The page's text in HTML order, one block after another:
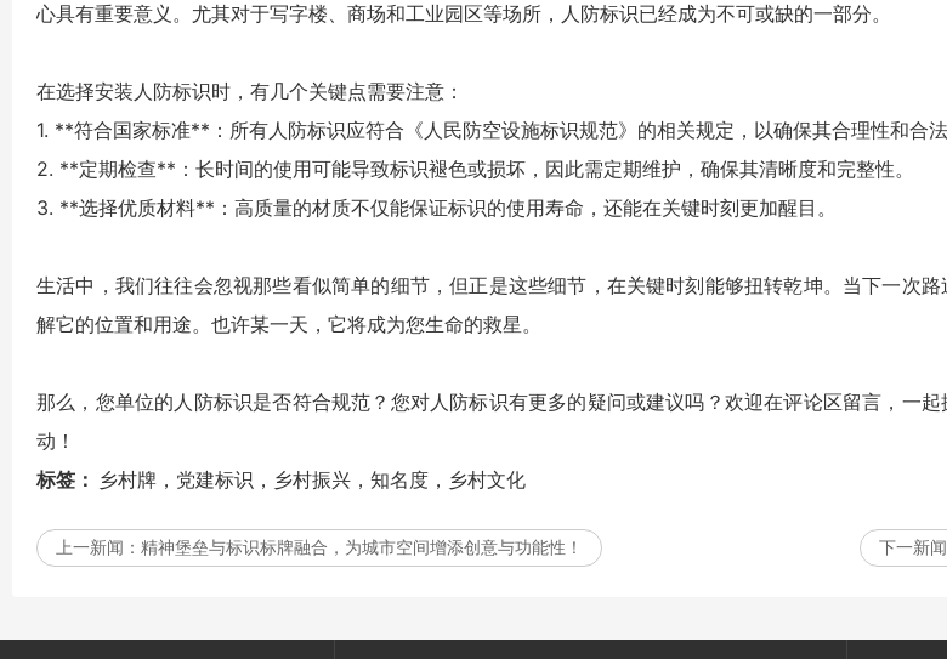
心具有重要意义。尤其对于写字楼、商场和工业园区等场所，人防标识已经成为不可或缺的一部分。
在选择安装人防标识时，有几个关键点需要注意：
1. **符合国家标准**：所有人防标识应符合《人民防空设施标识规范》的相关规定，以确保其合理性和合法
2. **定期检查**：长时间的使用可能导致标识褪色或损坏，因此需定期维护，确保其清晰度和完整性。
3. **选择优质材料**：高质量的材质不仅能保证标识的使用寿命，还能在关键时刻更加醒目。
生活中，我们往往会忽视那些看似简单的细节，但正是这些细节，在关键时刻能够扭转乾坤。当下一次
解它的位置和用途。也许某一天，它将成为您生命的救星。
那么，您单位的人防标识是否符合规范？您对人防标识有更多的疑问或建议吗？欢迎在评论区留言，一
动！
标签： 乡村牌，党建标识，乡村振兴，知名度，乡村文化
上一新闻： 精神堡垒与标识标牌融合，为城市空间增添创意与功能性！ 下一新闻